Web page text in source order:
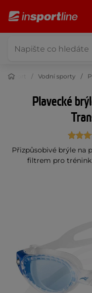
Sport Vodní sporty
Plavecké
Přizpůsobivé brýle na
filtrem pro trénink